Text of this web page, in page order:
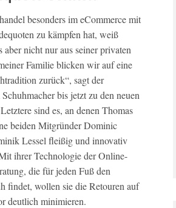
besonders im eCommerce mit
zu kämpfen hat, weiß
aber nicht nur aus seiner privaten
Familie blicken wir auf eine
zurück“, sagt der
bis jetzt zu den neuen
sind es, an denen Thomas
beiden Mitgründer Dominic
Lessel fleißig und innovativ
ihrer Technologie der Online-
die für jeden Fuß den
findet, wollen sie die Retouren auf
deutlich minimieren.